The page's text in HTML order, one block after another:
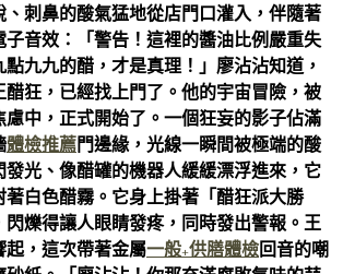
刺鼻的酸氣猛地從店門口灌入，伴隨著
音效：「警告！這裡的醬油比例嚴重失
九九的醋，才是真理！」廖沾沾知道，
狂，已經找上門了。他的宇宙冒險，被
中，正式開始了。一個狂妄的影子佔滿
體檢推薦門邊緣，光線一瞬間被極端的酸
光、像醋罐的機器人緩緩漂浮進來，它
著白色醋霧。它身上掛著「醋狂派大勝
爍得讓人眼睛發疼，同時發出警報。王
，這次帶著金屬一般+供膳體檢回音的嘲